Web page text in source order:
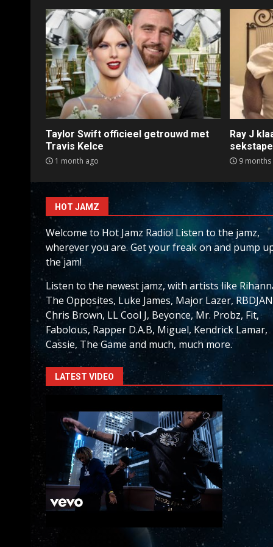
Taylor Swift officieel getrouwd met
Travis Kelce
1 month ago
Ray J
sekstape
9 months
HOT JAMZ
Welcome to Hot Jamz Radio! Listen to the jamz,
wherever you are. Get your freak on and pump
the jam!
Listen to the newest jamz, with artists like
The Opposites, Luke James, Major Lazer,
Chris Brown, LL Cool J, Beyonce, Mr. Probz, Fit,
Fabolous, Rapper D.A.B, Miguel, Kendrick Lamar,
Cassie, The Game and much, much more.
LATEST VIDEO